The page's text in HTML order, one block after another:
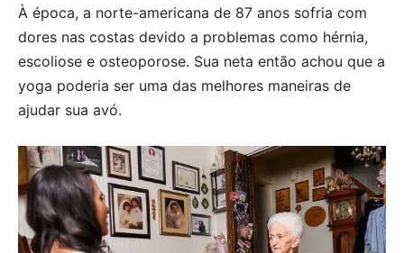
À época, a norte-americana de 87 anos sofria com
dores nas costas devido a problemas como hérnia,
escoliose e osteoporose. Sua neta então achou que a
yoga poderia ser uma das melhores maneiras de
ajudar sua avó.